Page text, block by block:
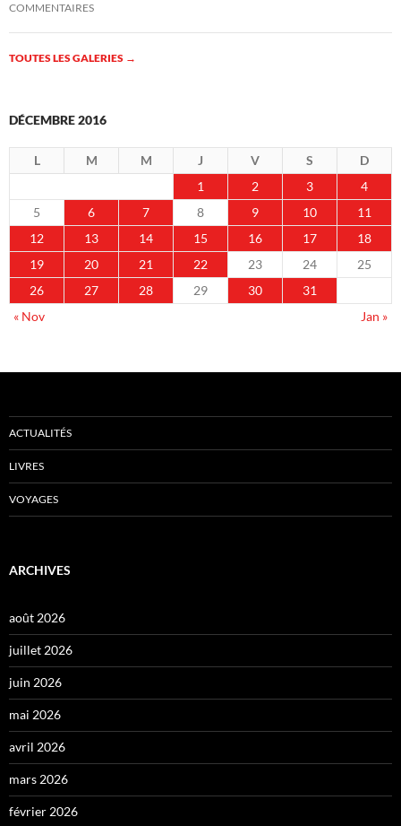
COMMENTAIRES
TOUTES LES GALERIES →
DÉCEMBRE 2016
L M M J V S
D
1
2 3
4
5
6 7 8 9 10
11
12
13 14 15 16 17
18
19
20 21 22 23 24
25
26
27 28 29 30
31
« Nov
Jan »
ACTUALITÉS
LIVRES
VOYAGES
ARCHIVES
août 2026
juillet 2026
juin 2026
mai 2026
avril 2026
mars 2026
février 2026